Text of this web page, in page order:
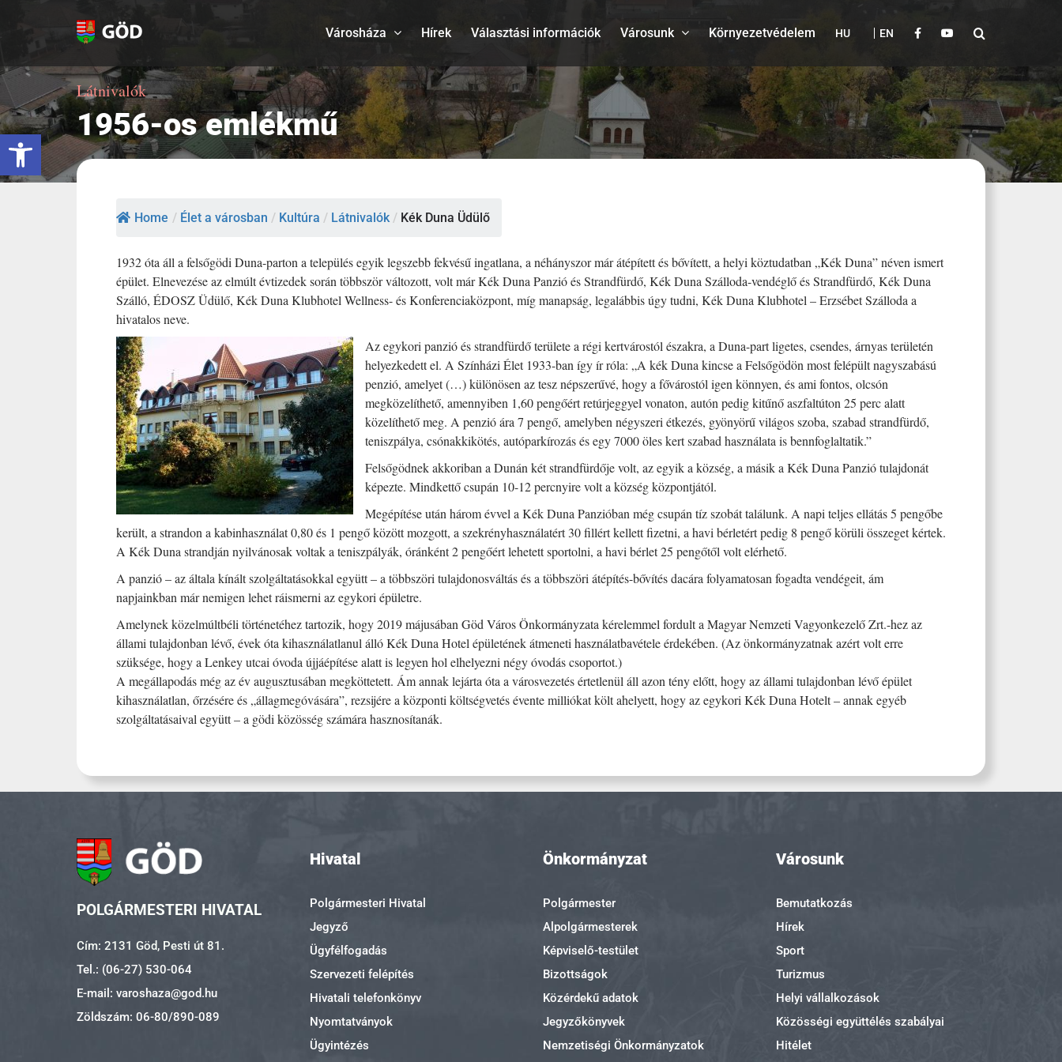
Eszköztár megnyitása
Városháza Hírek Választási információk Városunk Környezetvédelem HU EN
Látnivalók
1956-os emlékmű
Home / Élet a városban / Kultúra / Látnivalók / Kék Duna Üdülő
1932 óta áll a felsőgödi Duna-parton a település egyik legszebb fekvésű ingatlana, a néhányszor már átépített és bővített, a helyi köztudatban „Kék Duna” néven ismert
épület. Elnevezése az elmúlt évtizedek során többször változott, volt már Kék Duna Panzió és Strandfürdő, Kék Duna Szálloda-vendéglő és Strandfürdő, Kék Duna
Szálló, ÉDOSZ Üdülő, Kék Duna Klubhotel Wellness- és Konferenciaközpont, míg manapság, legalábbis úgy tudni, Kék Duna Klubhotel – Erzsébet Szálloda a
hivatalos neve.
Az egykori panzió és strandfürdő területe a régi kertvárostól északra, a Duna-part ligetes, csendes, árnyas területén
helyezkedett el. A Színházi Élet 1933-ban így ír róla: „A kék Duna kincse a Felsőgödön most felépült nagyszabású
penzió, amelyet (…) különösen az tesz népszerűvé, hogy a fővárostól igen könnyen, és ami fontos, olcsón
megközelíthető, amennyiben 1,60 pengőért retúrjeggyel vonaton, autón pedig kitűnő aszfaltúton 25 perc alatt
közelíthető meg. A penzió ára 7 pengő, amelyben négyszeri étkezés, gyönyörű világos szoba, szabad strandfürdő,
teniszpálya, csónakkikötés, autóparkírozás és egy 7000 öles kert szabad használata is bennfoglaltatik.”
Felsőgödnek akkoriban a Dunán két strandfürdője volt, az egyik a község, a másik a Kék Duna Panzió tulajdonát
képezte. Mindkettő csupán 10-12 percnyire volt a község központjától.
Megépítése után három évvel a Kék Duna Panzióban még csupán tíz szobát találunk. A napi teljes ellátás 5 pengőbe
került, a strandon a kabinhasználat 0,80 és 1 pengő között mozgott, a szekrényhasználatért 30 fillért kellett fizetni, a havi bérletért pedig 8 pengő körüli összeget kértek.
A Kék Duna strandján nyilvánosak voltak a teniszpályák, óránként 2 pengőért lehetett sportolni, a havi bérlet 25 pengőtől volt elérhető.
A panzió – az általa kínált szolgáltatásokkal együtt – a többszöri tulajdonosváltás és a többszöri átépítés-bővítés dacára folyamatosan fogadta vendégeit, ám
napjainkban már nemigen lehet ráismerni az egykori épületre.
Amelynek közelmúltbéli történetéhez tartozik, hogy 2019 májusában Göd Város Önkormányzata kérelemmel fordult a Magyar Nemzeti Vagyonkezelő Zrt.-hez az
állami tulajdonban lévő, évek óta kihasználatlanul álló Kék Duna Hotel épületének átmeneti használatbavétele érdekében. (Az önkormányzatnak azért volt erre
szüksége, hogy a Lenkey utcai óvoda újjáépítése alatt is legyen hol elhelyezni négy óvodás csoportot.)
A megállapodás még az év augusztusában megköttetett. Ám annak lejárta óta a városvezetés értetlenül áll azon tény előtt, hogy az állami tulajdonban lévő épület
kihasználatlan, őrzésére és „állagmegóvására”, rezsijére a központi költségvetés évente milliókat költ ahelyett, hogy az egykori Kék Duna Hotelt – annak egyéb
szolgáltatásaival együtt – a gödi közösség számára hasznosítanák.
POLGÁRMESTERI HIVATAL
Cím: 2131 Göd, Pesti út 81.
Tel.: (06-27) 530-064
E-mail: varoshaza@god.hu
Zöldszám: 06-80/890-089
Hivatal
Polgármesteri Hivatal
Jegyző
Ügyfélfogadás
Szervezeti felépítés
Hivatali telefonkönyv
Nyomtatványok
Ügyintézés
Önkormányzat
Polgármester
Alpolgármesterek
Képviselő-testület
Bizottságok
Közérdekű adatok
Jegyzőkönyvek
Nemzetiségi Önkormányzatok
Városunk
Bemutatkozás
Hírek
Sport
Turizmus
Helyi vállalkozások
Közösségi együttélés szabályai
Hitélet